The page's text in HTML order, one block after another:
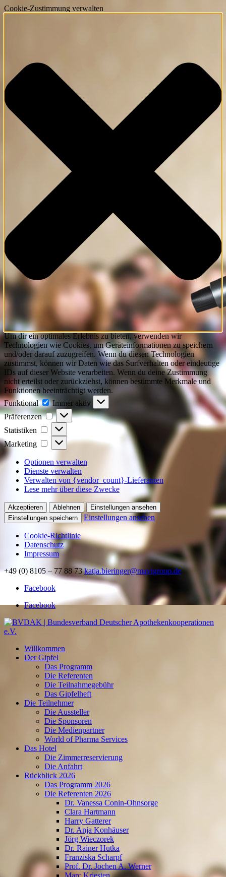
Cookie-Zustimmung verwalten
Um dir ein optimales Erlebnis zu bieten, verwenden wir
Technologien wie Cookies, um Geräteinformationen zu speichern
und/oder darauf zuzugreifen. Wenn du diesen Technologien
zustimmst, können wir Daten wie das Surfverhalten oder eindeutige
IDs auf dieser Website verarbeiten. Wenn du deine Zustimmung
nicht erteilst oder zurückziehst, können bestimmte Merkmale und
Funktionen beeinträchtigt werden.
Funktional
Funktional
Immer aktiv
Präferenzen
Präferenzen
Statistiken Statistiken
Marketing Marketing
Optionen verwalten
Dienste verwalten
Verwalten von {vendor_count}-Lieferanten
Lese mehr über diese Zwecke
Akzeptieren Ablehnen
Einstellungen ansehen
Einstellungen speichern
Einstellungen ansehen
Cookie-Richtlinie
Datenschutz
Impressum
+49 (0) 8105 – 77 88 73 katja.bieringer@mavigroup.de
Facebook
Facebook
Willkommen
Der Gipfel
Das Programm
Die Referenten
Die Teilnahmegebühr
Das Gipfelheft
Die Teilnehmer
Die Aussteller
Die Sponsoren
Die Medienpartner
World of Pharma Services
Das Hotel
Die Zimmerreservierung
Die Anfahrt
Rückblick 2026
Das Programm 2026
Die Referenten 2026
Dr. Vanessa Conin-Ohnsorge
Clara Hartmann
Harry Gatterer
Dr. Anja Konhäuser
Jörg Wieczorek
Dr. Rainer Hutka
Franziska Scharpf
Prof. Dr. Jochen A. Werner